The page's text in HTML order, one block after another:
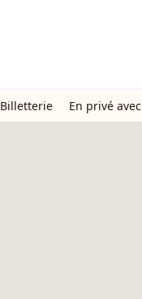
Billetterie En privé avec